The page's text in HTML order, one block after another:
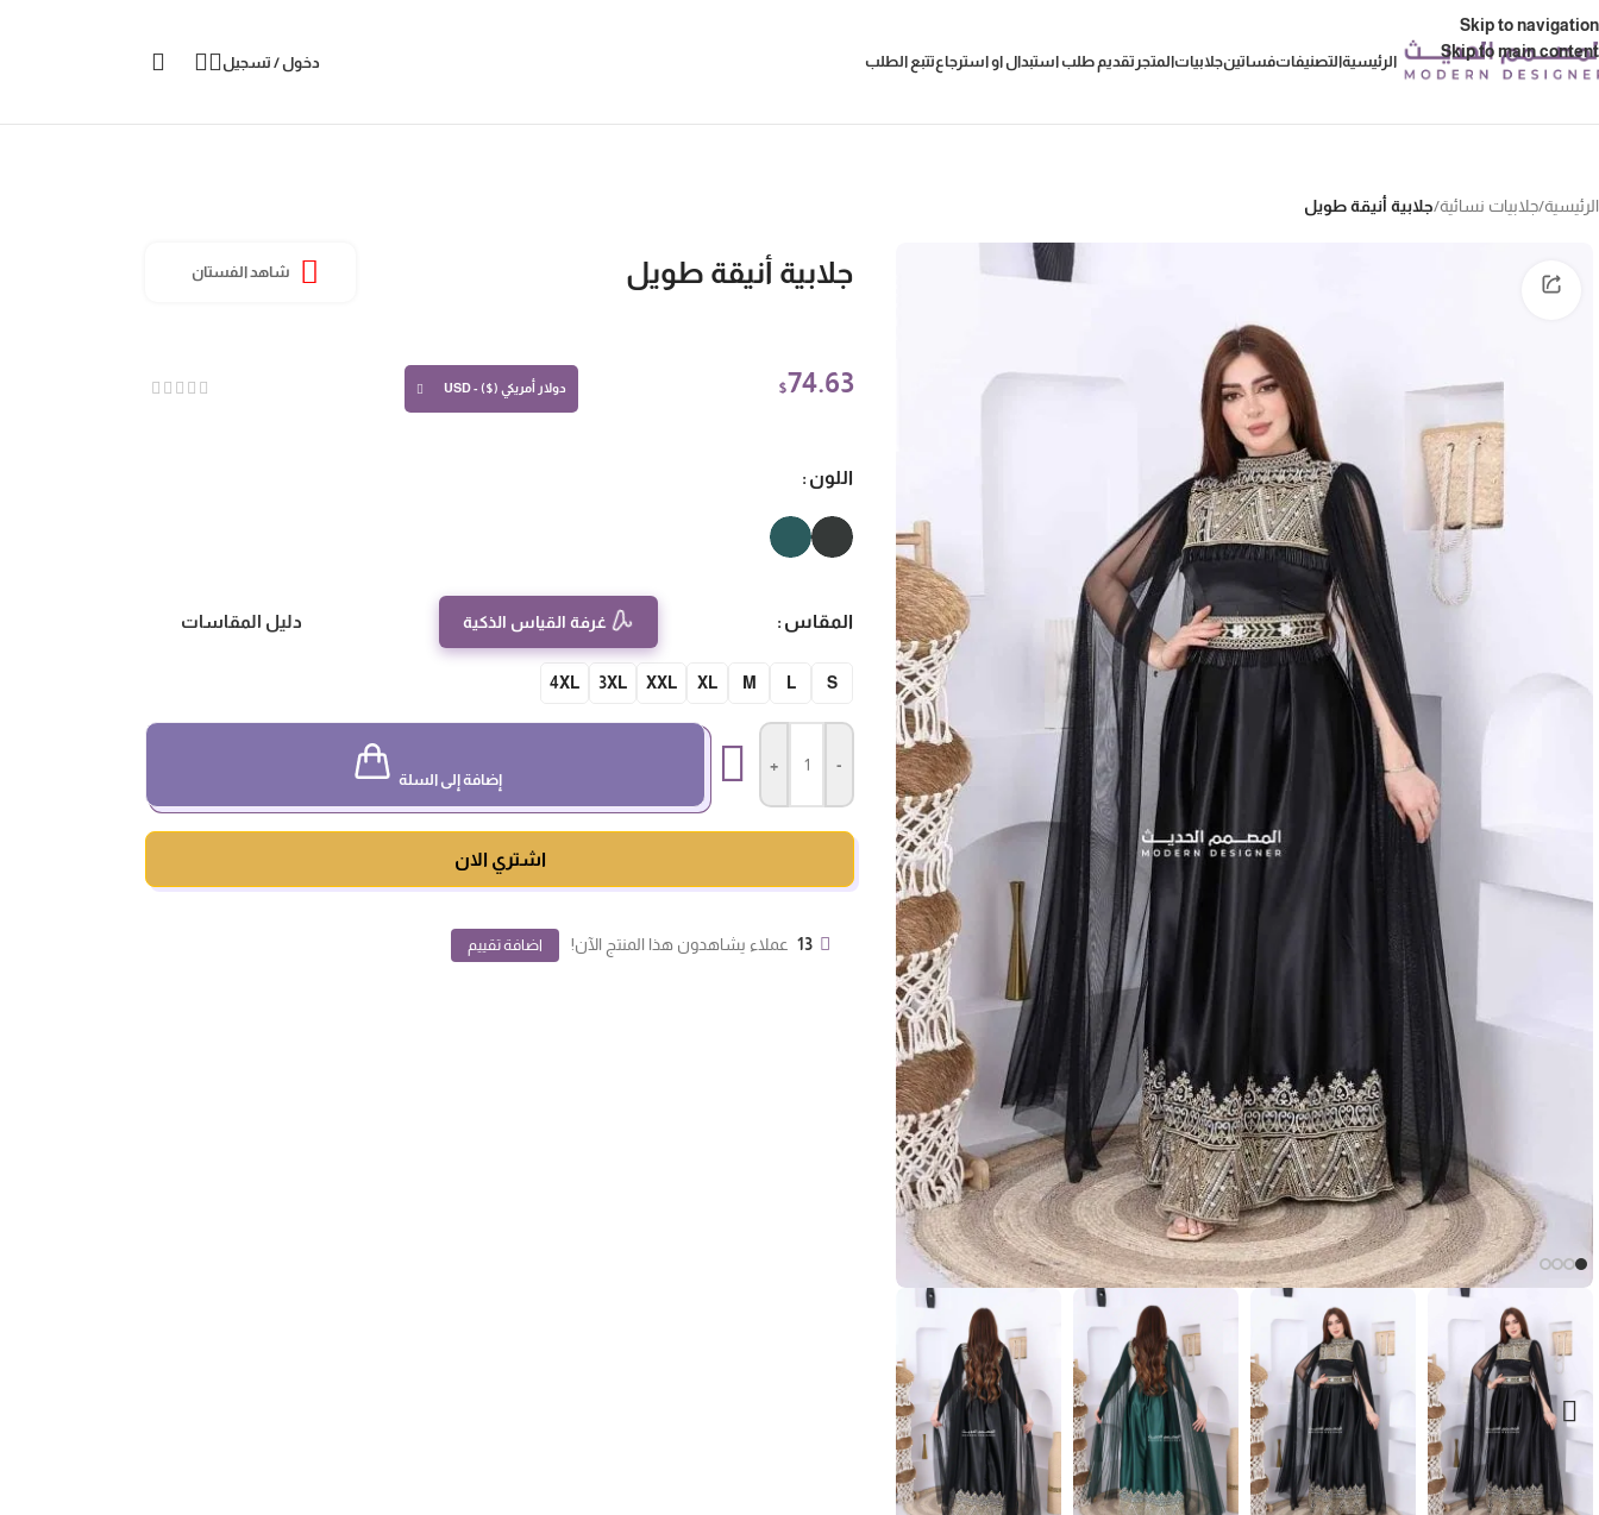
Skip to navigation
Skip to main content
الرئيسيةالتصنيفاتفساتينجلابياتالمتجر تقديم طلب استبدال او استرجاعتتبع الطلب دخول / تسجيل
الرئيسية/جلابيات نسائية/جلابية أنيقة طويل
جلابية أنيقة طويل شاهد الفستان
$74.63 دولار أمريكي ($) - USD
اللون
المقاس غرفة القياس الذكية دليل المقاسات
S
L
M
XL
XXL
3XL
4XL
-
+
إضافة إلى السلة
اشتري الان
13 عملاء يشاهدون هذا المنتج الآن! اضافة تقييم